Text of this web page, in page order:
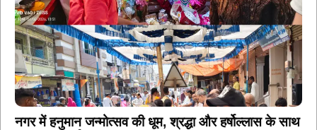
नगर में हनुमान जन्मोत्सव की धूम, श्रद्धा और हर्षोल्लास के साथ